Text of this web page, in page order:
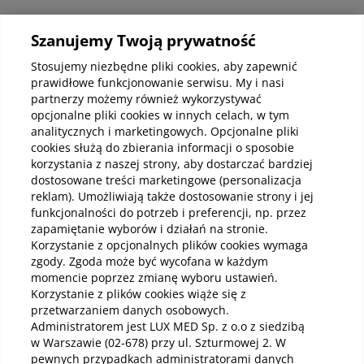
Informacje korporacyjne
Kup abonamenty online
Kup online
Pobierz aplikację mobilną
Szanujemy Twoją prywatność
Stosujemy niezbędne pliki cookies, aby zapewnić
prawidłowe funkcjonowanie serwisu. My i nasi
partnerzy możemy również wykorzystywać
opcjonalne pliki cookies w innych celach, w tym
analitycznych i marketingowych. Opcjonalne pliki
cookies służą do zbierania informacji o sposobie
korzystania z naszej strony, aby dostarczać bardziej
dostosowane treści marketingowe (personalizacja
reklam). Umożliwiają także dostosowanie strony i jej
funkcjonalności do potrzeb i preferencji, np. przez
zapamiętanie wyborów i działań na stronie.
Korzystanie z opcjonalnych plików cookies wymaga
zgody. Zgoda może być wycofana w każdym
momencie poprzez zmianę wyboru ustawień.
Korzystanie z plików cookies wiąże się z
przetwarzaniem danych osobowych.
Administratorem jest LUX MED Sp. z o.o z siedzibą
w Warszawie (02-678) przy ul. Szturmowej 2. W
pewnych przypadkach administratorami danych